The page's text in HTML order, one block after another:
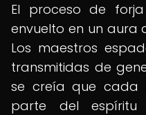
El proceso de
envuelto en un aura
Los maestros
transmitidas de
se creía que cada
parte del